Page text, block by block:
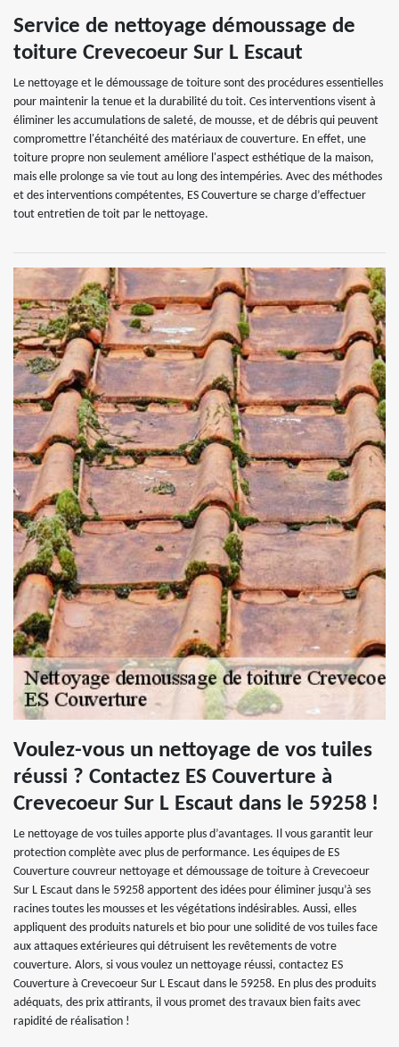
Service de nettoyage démoussage de
toiture Crevecoeur Sur L Escaut
Le nettoyage et le démoussage de toiture sont des procédures essentielles
pour maintenir la tenue et la durabilité du toit. Ces interventions visent à
éliminer les accumulations de saleté, de mousse, et de débris qui peuvent
compromettre l'étanchéité des matériaux de couverture. En effet, une
toiture propre non seulement améliore l'aspect esthétique de la maison,
mais elle prolonge sa vie tout au long des intempéries. Avec des méthodes
et des interventions compétentes, ES Couverture se charge d’effectuer
tout entretien de toit par le nettoyage.
Voulez-vous un nettoyage de vos tuiles
réussi ? Contactez ES Couverture à
Crevecoeur Sur L Escaut dans le 59258 !
Le nettoyage de vos tuiles apporte plus d’avantages. Il vous garantit leur
protection complète avec plus de performance. Les équipes de ES
Couverture couvreur nettoyage et démoussage de toiture à Crevecoeur
Sur L Escaut dans le 59258 apportent des idées pour éliminer jusqu’à ses
racines toutes les mousses et les végétations indésirables. Aussi, elles
appliquent des produits naturels et bio pour une solidité de vos tuiles face
aux attaques extérieures qui détruisent les revêtements de votre
couverture. Alors, si vous voulez un nettoyage réussi, contactez ES
Couverture à Crevecoeur Sur L Escaut dans le 59258. En plus des produits
adéquats, des prix attirants, il vous promet des travaux bien faits avec
rapidité de réalisation !